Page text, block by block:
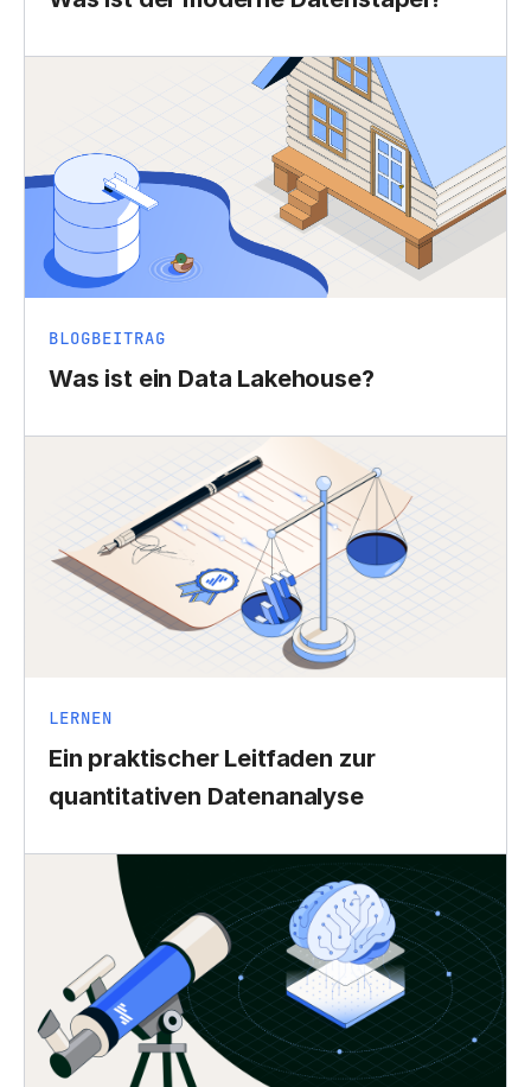
BLOGBEITRAG
Was ist ein Data Lakehouse?
LERNEN
Ein praktischer Leitfaden zur
quantitativen Datenanalyse